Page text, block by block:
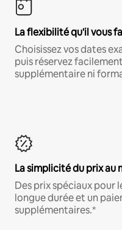
La flexibilité qu'il vous
Choisissez vos dates
puis réservez
supplémentaire ni
La simplicité du prix au
Des prix spéciaux pour
longue durée et un
supplémentaires.*